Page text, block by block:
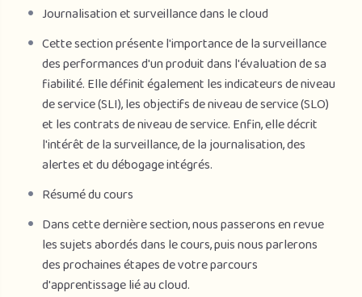
Journalisation et surveillance dans le cloud
Cette section présente l'importance de la surveillance
des performances d'un produit dans l'évaluation de sa
fiabilité. Elle définit également les indicateurs de niveau
de service (SLI), les objectifs de niveau de service (SLO)
et les contrats de niveau de service. Enfin, elle décrit
l'intérêt de la surveillance, de la journalisation, des
alertes et du débogage intégrés.
Résumé du cours
Dans cette dernière section, nous passerons en revue
les sujets abordés dans le cours, puis nous parlerons
des prochaines étapes de votre parcours
d'apprentissage lié au cloud.